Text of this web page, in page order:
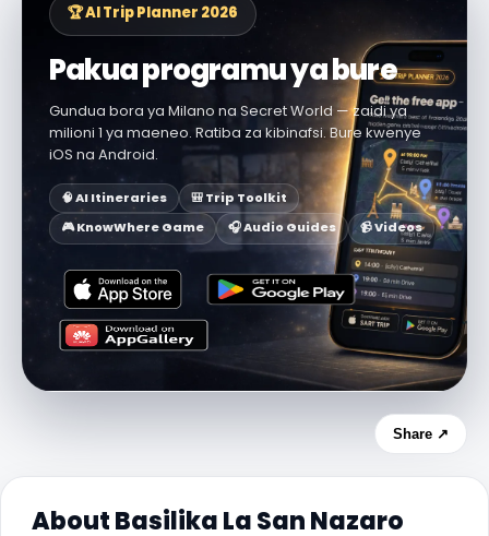
🏆 AI Trip Planner 2026
Pakua programu ya bure
Gundua bora ya Milano na Secret World — zaidi ya
milioni 1 ya maeneo. Ratiba za kibinafsi. Bure kwenye
iOS na Android.
🧠 AI Itineraries
🎒 Trip Toolkit
🎮 KnowWhere Game
🎧 Audio Guides 📹 Videos
Share ↗
About Basilika La San Nazaro